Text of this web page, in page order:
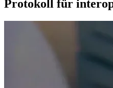
Protokoll für